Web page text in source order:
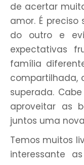
de acertar
amor. É
do outro e
expectativas
família
compartilhada,
superada.
aproveitar as
juntos uma
Temos muitos
interessante